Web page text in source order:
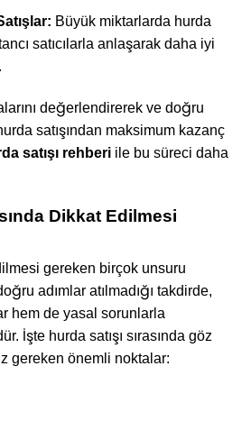
Büyük miktarlarda hurda
satıcılarla anlaşarak daha iyi
değerlendirerek ve doğru
satışından maksimum kazanç
satışı rehberi ile bu süreci daha
Dikkat Edilmesi
gereken birçok unsuru
adımlar atılmadığı takdirde,
hem de yasal sorunlarla
İşte hurda satışı sırasında göz
gereken önemli noktalar: